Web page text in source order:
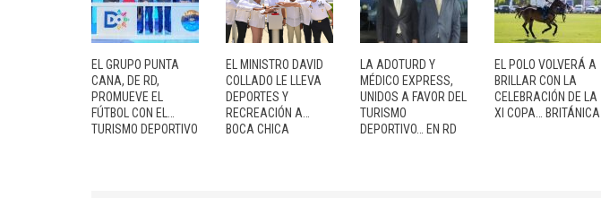
EL GRUPO PUNTA
CANA, DE RD,
PROMUEVE EL
FÚTBOL CON EL…
TURISMO DEPORTIVO
EL MINISTRO DAVID
COLLADO LE LLEVA
DEPORTES Y
RECREACIÓN A…
BOCA CHICA
LA ADOTURD Y
MÉDICO EXPRESS,
UNIDOS A FAVOR DEL
TURISMO
DEPORTIVO… EN RD
EL POLO VOLVERÁ A
BRILLAR CON LA
CELEBRACIÓN DE LA
XI COPA… BRITÁNICA